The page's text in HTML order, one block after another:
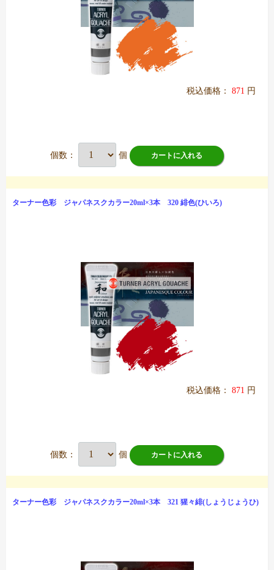
税込価格： 871 円
個数： 個 カートに入れる
ターナー色彩 ジャパネスクカラー20ml×3本 320 緋色(ひいろ)
税込価格： 871 円
個数： 個 カートに入れる
ターナー色彩 ジャパネスクカラー20ml×3本 321 猩々緋(しょうじょうひ)